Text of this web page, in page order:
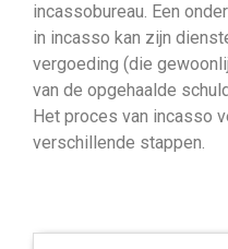
incassobureau. Een
in incasso kan zijn
vergoeding (die
van de opgehaalde
Het proces van incasso
verschillende stappen.